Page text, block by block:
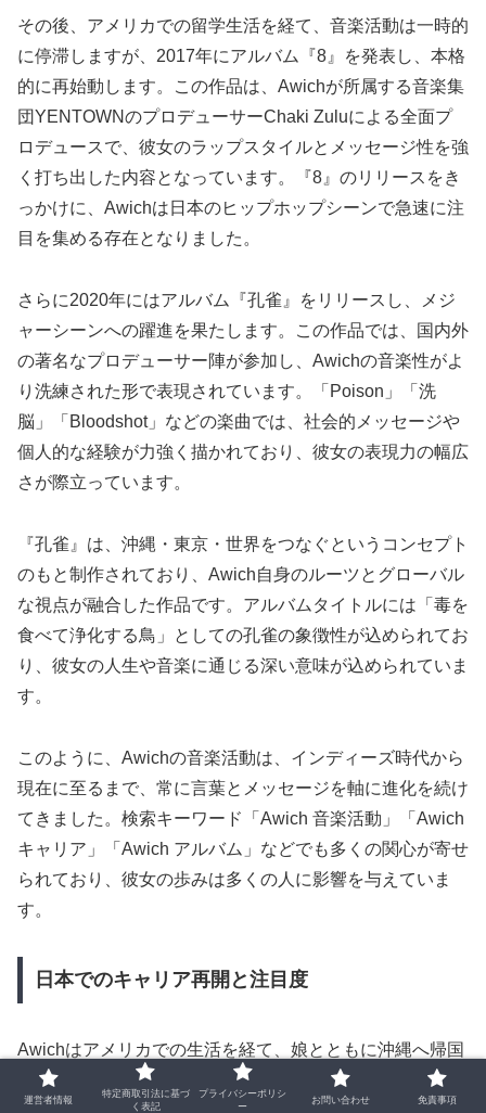
その後、アメリカでの留学生活を経て、音楽活動は一時的
に停滞しますが、2017年にアルバム『8』を発表し、本格
的に再始動します。この作品は、Awichが所属する音楽集
団YENTOWNのプロデューサーChaki Zuluによる全面プ
ロデュースで、彼女のラップスタイルとメッセージ性を強
く打ち出した内容となっています。『8』のリリースをき
っかけに、Awichは日本のヒップホップシーンで急速に注
目を集める存在となりました。
さらに2020年にはアルバム『孔雀』をリリースし、メジ
ャーシーンへの躍進を果たします。この作品では、国内外
の著名なプロデューサー陣が参加し、Awichの音楽性がよ
り洗練された形で表現されています。「Poison」「洗
脳」「Bloodshot」などの楽曲では、社会的メッセージや
個人的な経験が力強く描かれており、彼女の表現力の幅広
さが際立っています。
『孔雀』は、沖縄・東京・世界をつなぐというコンセプト
のもと制作されており、Awich自身のルーツとグローバル
な視点が融合した作品です。アルバムタイトルには「毒を
食べて浄化する鳥」としての孔雀の象徴性が込められてお
り、彼女の人生や音楽に通じる深い意味が込められていま
す。
このように、Awichの音楽活動は、インディーズ時代から
現在に至るまで、常に言葉とメッセージを軸に進化を続け
てきました。検索キーワード「Awich 音楽活動」「Awich
キャリア」「Awich アルバム」などでも多くの関心が寄せ
られており、彼女の歩みは多くの人に影響を与えていま
す。
日本でのキャリア再開と注目度
Awichはアメリカでの生活を経て、娘とともに沖縄へ帰国
し、本格的な音楽活動を再開しました。拠点を沖縄に置き
運営者情報
特定商取引法に基づ
く表記
プライバシーポリシ
ー
お問い合わせ 免責事項